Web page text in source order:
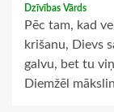
Dzīvības Vārds
Pēc tam, kad
krišanu, Dievs
galvu, bet tu
Diemžēl